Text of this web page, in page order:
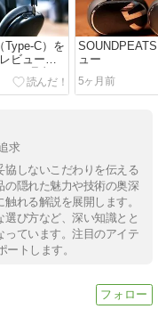
Type-C）を
ビュー｜
い理由
ュー
5ヶ月前
求
協しないこだわりを伝える
の隠れた魅力や技術の奥深
れる解説を展開します。
び方など、深い知識とと
っています。注目のアイテ
トします。